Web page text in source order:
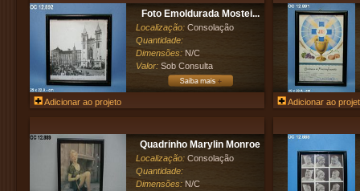
Foto Emoldurada Mostei...
Localização: Consolação
Quantidade:
Dimensões: N/C
Valor: Sob Consulta
Adicionar ao projeto Adicionar ao
Quadrinho Marylin Monroe
Localização: Consolação
Quantidade:
Dimensões: N/C